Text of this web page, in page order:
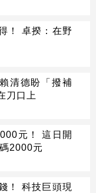
！ 卓揆：在野
清德盼「撥補
刀口上
元！ 這日開
2000元
！ 科技巨頭現